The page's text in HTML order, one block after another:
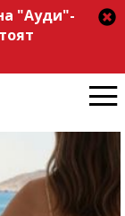
"Ауди"-